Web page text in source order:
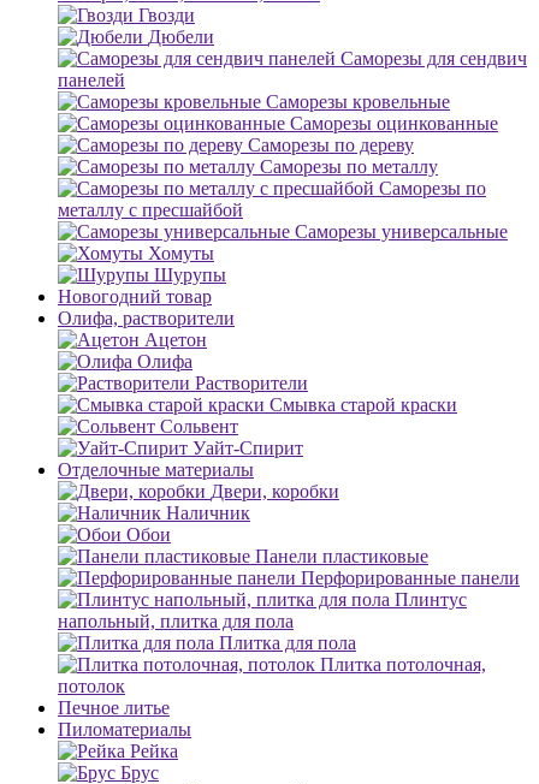
Гвозди
Дюбели
Саморезы для сендвич
панелей
Саморезы кровельные
Саморезы оцинкованные
Саморезы по дереву
Саморезы по металлу
Саморезы по
металлу с пресшайбой
Саморезы универсальные
Хомуты
Шурупы
Новогодний товар
Олифа, растворители
Ацетон
Олифа
Растворители
Смывка старой краски
Сольвент
Уайт-Спирит
Отделочные материалы
Двери, коробки
Наличник
Обои
Панели пластиковые
Перфорированные панели
Плинтус
напольный, плитка для пола
Плитка для пола
Плитка потолочная,
потолок
Печное литье
Пиломатериалы
Рейка
Брус